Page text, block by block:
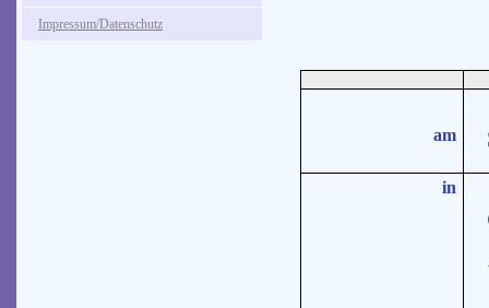
Impressum/Datenschutz
am
in